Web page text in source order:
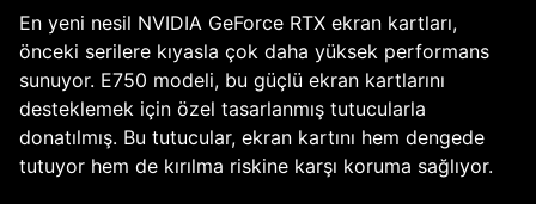
En yeni nesil NVIDIA GeForce RTX ekran kartları,
önceki serilere kıyasla çok daha yüksek performans
sunuyor. E750 modeli, bu güçlü ekran kartlarını
desteklemek için özel tasarlanmış tutucularla
donatılmış. Bu tutucular, ekran kartını hem dengede
tutuyor hem de kırılma riskine karşı koruma sağlıyor.